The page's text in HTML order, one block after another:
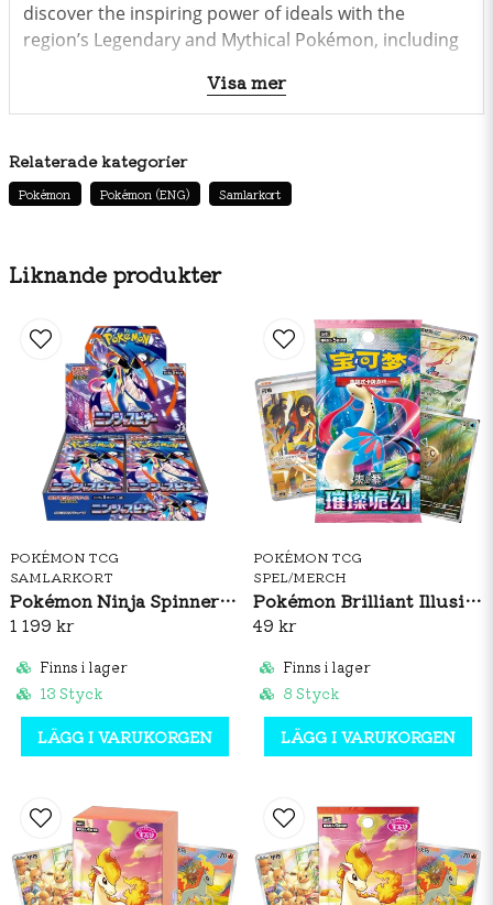
Liknande produkter
POKÉMON TCG
SAMLARKORT
Pokémon Ninja Spinner Booster Box (JP)
1 199 kr
Finns i lager
13 Styck
LÄGG I VARUKORGEN
POKÉMON TCG
SPEL/MERCH
Pokémon Brilliant Illusions CSV8C Booster Pack Slim (S-CH)
49 kr
Finns i lager
8 Styck
LÄGG I VARUKORGEN
discover the inspiring power of ideals with the
region’s Legendary and Mythical Pokémon, including
Pokédex, keep an eye out for special illustrations of
each Pokémon and parallel cards with Poké Ball
Boltexpansion!
Each booster pack contains 10 cards and 1
Visa mer
Relaterade kategorier
Pokémon Pokémon (ENG) Samlarkort